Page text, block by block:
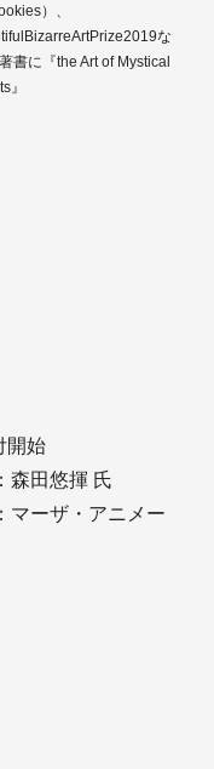
）、
な
書に『the Art of Mystical
』
開始
森田悠揮 氏
ーザ・アニメー